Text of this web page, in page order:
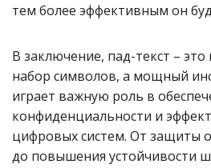
тем более эффективным он
В заключение, пад-текст –
набор символов, а мощный
играет важную роль в
конфиденциальности и
цифровых систем. От защиты
до повышения устойчивости